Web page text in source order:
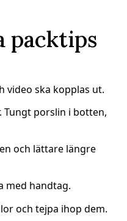
packtips
video ska kopplas ut.
Tungt porslin i botten,
och lättare längre
med handtag.
och tejpa ihop dem.